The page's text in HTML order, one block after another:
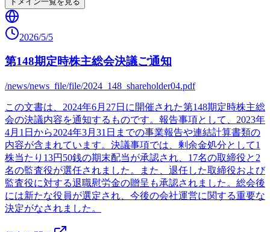
2026/5/5
第148期定時株主総会決議ご通知
/news/news_file/file/2024_148_shareholder04.pdf
この文書は、2024年6月27日に開催された第148期定時株主総
会の決議内容を通知するものです。報告事項として、2023年
4月1日から2024年3月31日までの事業報告や連結計算書類の
内容が含まれています。決議事項では、剰余金処分として1
株当たり13円50銭の期末配当が承認され、17名の取締役と2
名の監査役が選任されました。また、退任した取締役および
監査役に対する退職慰労金の贈呈も承認されました。総会後
には新たな役員が選定され、今後の会社運営に関する重要な
決定がなされました。